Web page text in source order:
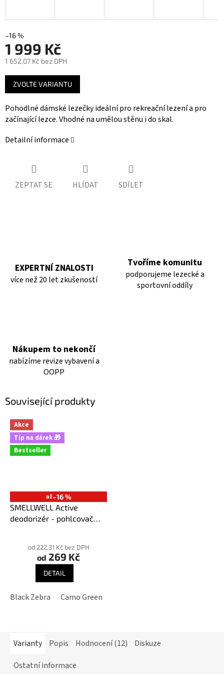
–16 %
1 999 Kč
1 652,07 Kč bez DPH
Měrná
cena:
ZVOLTE VARIANTU
Pohodlné dámské lezečky ideální pro rekreační lezení a pro
začínající lezce. Vhodné na umělou stěnu i do skal.
Detailní informace
ZEPTAT SE HLÍDAT SDÍLET
EXPERTNÍ ZNALOSTI
více než 20 let zkušeností
Tvoříme komunitu
podporujeme lezecké a
sportovní oddíly
Nákupem to nekončí
nabízíme revize vybavení a
OOPP
Související produkty
Akce
Tip na dárek 🎁
Bestseller
až–16 %
SMELLWELL Active
deodorizér - pohlcovač
hodnocení
produktu
5
od 222,31 Kč bez DPH
od 269 Kč
DETAIL
Black Zebra Camo Green
Varianty Popis Hodnocení (12)
Diskuze
Ostatní informace